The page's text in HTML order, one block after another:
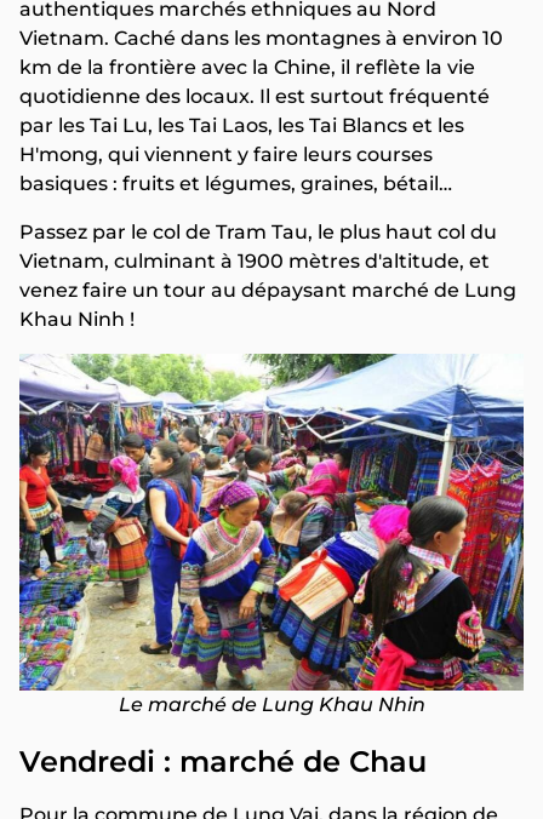
authentiques marchés ethniques au Nord
Vietnam. Caché dans les montagnes à environ 10
km de la frontière avec la Chine, il reflète la vie
quotidienne des locaux. Il est surtout fréquenté
par les Tai Lu, les Tai Laos, les Tai Blancs et les
H'mong, qui viennent y faire leurs courses
basiques : fruits et légumes, graines, bétail…
Passez par le col de Tram Tau, le plus haut col du
Vietnam, culminant à 1900 mètres d'altitude, et
venez faire un tour au dépaysant marché de Lung
Khau Ninh !
Le marché de Lung Khau Nhin
Vendredi : marché de Chau